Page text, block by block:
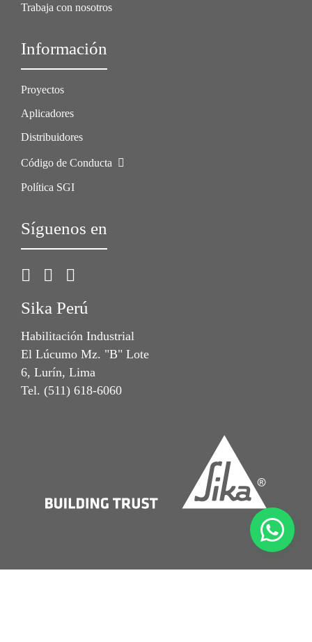
Trabaja con nosotros
Información
Proyectos
Aplicadores
Distribuidores
Código de Conducta
Política SGI
Síguenos en
Sika Perú
Habilitación Industrial
El Lúcumo Mz. "B" Lote
6, Lurín, Lima
Tel. (511) 618-6060